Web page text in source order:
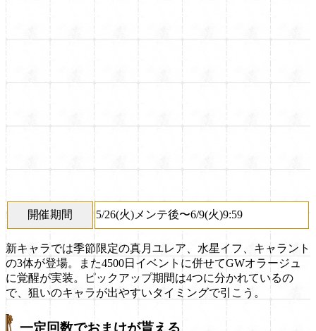
開催期間 5/26(火)メンテ後〜6/9(火)9:59
新キャラでは季節限定の真月ユレア、水星イフ、キャラント
の3体が登場。また4500日イベントに併せてGWオラージュ
に覚醒が実装。ピックアップ期間は4つに分かれているの
で、狙いのキャラが出やすいタイミングで引こう。
一定回数でおまけが貰える